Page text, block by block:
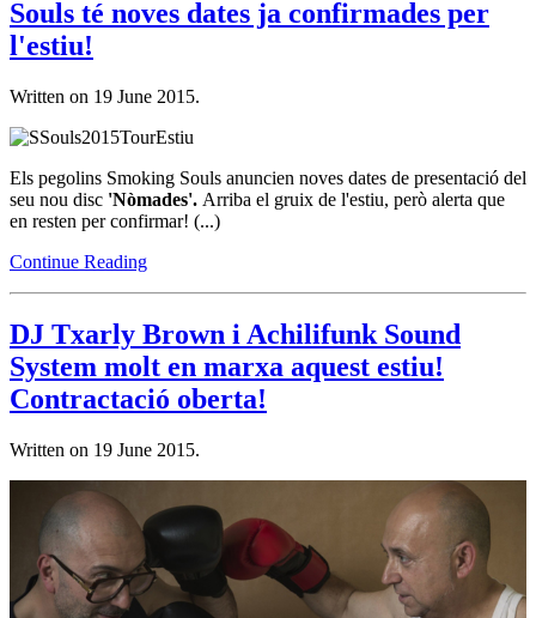
Souls té noves dates ja confirmades per
l'estiu!
Written on 19 June 2015.
Els pegolins Smoking Souls anuncien noves dates de presentació del
seu nou disc 'Nòmades'. Arriba el gruix de l'estiu, però alerta que
en resten per confirmar! (...)
Continue Reading
DJ Txarly Brown i Achilifunk Sound
System molt en marxa aquest estiu!
Contractació oberta!
Written on 19 June 2015.